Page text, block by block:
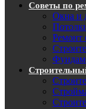
Советы по
Окна и
Ремонт